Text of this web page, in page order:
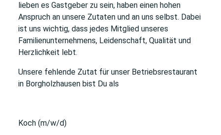
lieben es Gastgeber zu sein, haben einen hohen
Anspruch an unsere Zutaten und an uns selbst. Dabei
ist uns wichtig, dass jedes Mitglied unseres
Familienunternehmens, Leidenschaft, Qualität und
Herzlichkeit lebt.
Unsere fehlende Zutat fürunser Betriebsrestaurant
in Borgholzhausenbist Du als
Koch (m/w/d)